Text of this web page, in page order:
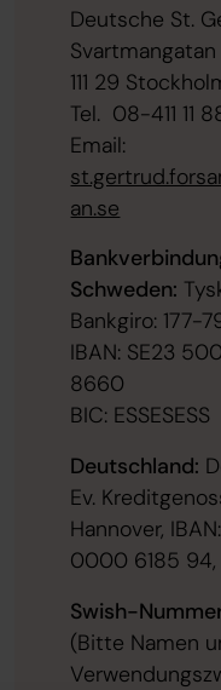
Deutsche St.
Svartmangatan
111 29
Tel. 08-411 11
Email:
an.se
Schweden:
Bankgiro: 177-
IBAN: SE23
8660
BIC: ESSESESS
Deutschland:
Ev.
Hannover,
0000 6185 94,
Swish-
(Bitte Namen